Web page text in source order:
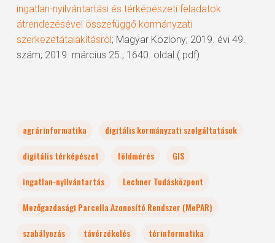
ingatlan-nyilvántartási és térképészeti feladatok
átrendezésével összefüggő kormányzati
szerkezetátalakításról; Magyar Közlöny; 2019. évi 49.
szám; 2019. március 25.; 1640. oldal (.pdf)
agrárinformatika
digitális kormányzati szolgáltatások
digitális térképészet
földmérés
GIS
ingatlan-nyilvántartás
Lechner Tudásközpont
Mezőgazdasági Parcella Azonosító Rendszer (MePAR)
szabályozás
távérzékelés
térinformatika